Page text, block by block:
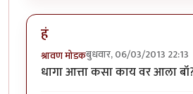
हं
श्रावण मोडकबुधवार, 06/03/2013 22:13
धागा आत्ता कसा काय वर आला बॉ?